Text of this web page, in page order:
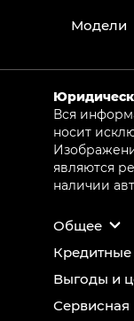
Модели
Вся
носит
являются
наличии
Общее
Выгоды и